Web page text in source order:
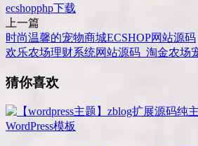
ecshopphp下载
上一篇
时尚温馨的宠物商城ECSHOP网站源码
欢乐农场理财系统网站源码_淘金农场
猜你喜欢
WordPress模板